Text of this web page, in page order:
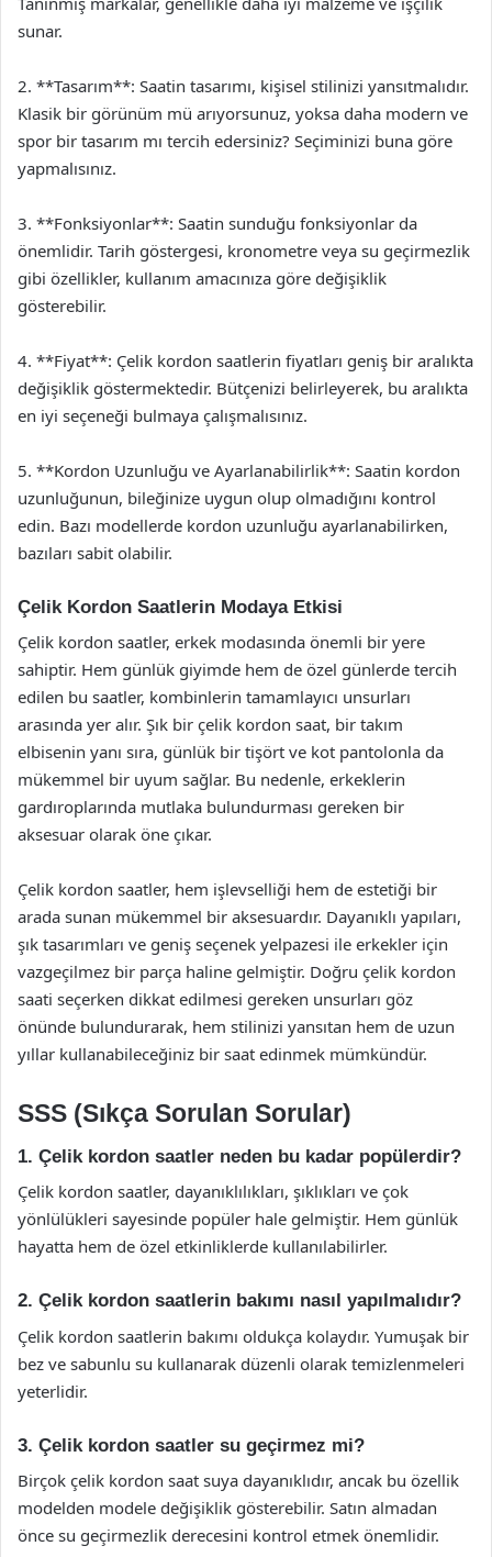
sunar.
2. **Tasarım**: Saatin tasarımı, kişisel stilinizi yansıtmalıdır.
Klasik bir görünüm mü arıyorsunuz, yoksa daha modern ve
spor bir tasarım mı tercih edersiniz? Seçiminizi buna göre
yapmalısınız.
3. **Fonksiyonlar**: Saatin sunduğu fonksiyonlar da
önemlidir. Tarih göstergesi, kronometre veya su geçirmezlik
gibi özellikler, kullanım amacınıza göre değişiklik
gösterebilir.
4. **Fiyat**: Çelik kordon saatlerin fiyatları geniş bir aralıkta
değişiklik göstermektedir. Bütçenizi belirleyerek, bu aralıkta
en iyi seçeneği bulmaya çalışmalısınız.
5. **Kordon Uzunluğu ve Ayarlanabilirlik**: Saatin kordon
uzunluğunun, bileğinize uygun olup olmadığını kontrol
edin. Bazı modellerde kordon uzunluğu ayarlanabilirken,
bazıları sabit olabilir.
Çelik Kordon Saatlerin Modaya Etkisi
Çelik kordon saatler, erkek modasında önemli bir yere
sahiptir. Hem günlük giyimde hem de özel günlerde tercih
edilen bu saatler, kombinlerin tamamlayıcı unsurları
arasında yer alır. Şık bir çelik kordon saat, bir takım
elbisenin yanı sıra, günlük bir tişört ve kot pantolonla da
mükemmel bir uyum sağlar. Bu nedenle, erkeklerin
gardıroplarında mutlaka bulundurması gereken bir
aksesuar olarak öne çıkar.
Çelik kordon saatler, hem işlevselliği hem de estetiği bir
arada sunan mükemmel bir aksesuardır. Dayanıklı yapıları,
şık tasarımları ve geniş seçenek yelpazesi ile erkekler için
vazgeçilmez bir parça haline gelmiştir. Doğru çelik kordon
saati seçerken dikkat edilmesi gereken unsurları göz
önünde bulundurarak, hem stilinizi yansıtan hem de uzun
yıllar kullanabileceğiniz bir saat edinmek mümkündür.
SSS (Sıkça Sorulan Sorular)
1. Çelik kordon saatler neden bu kadar popülerdir?
Çelik kordon saatler, dayanıklılıkları, şıklıkları ve çok
yönlülükleri sayesinde popüler hale gelmiştir. Hem günlük
hayatta hem de özel etkinliklerde kullanılabilirler.
2. Çelik kordon saatlerin bakımı nasıl yapılmalıdır?
Çelik kordon saatlerin bakımı oldukça kolaydır. Yumuşak bir
bez ve sabunlu su kullanarak düzenli olarak temizlenmeleri
yeterlidir.
3. Çelik kordon saatler su geçirmez mi?
Birçok çelik kordon saat suya dayanıklıdır, ancak bu özellik
modelden modele değişiklik gösterebilir. Satın almadan
önce su geçirmezlik derecesini kontrol etmek önemlidir.